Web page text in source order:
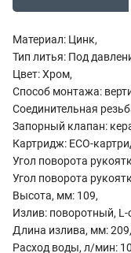
Материал: Цинк,
Тип литья: Под
Цвет: Хром,
Способ монтажа:
Соединительная
Запорный клапан:
Картридж: ECO-
Угол поворота
Угол поворота
Высота, мм: 109,
Излив: поворотный,
Длина излива, мм:
Расход воды, л/мин: